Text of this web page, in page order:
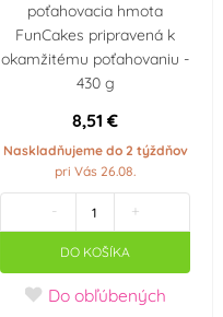
poťahovacia hmota
FunCakes pripravená k
okamžitému poťahovaniu -
430 g
8,51 €
Naskladňujeme do 2 týždňov
pri Vás 26.08.
- +
DO KOŠÍKA
Do obľúbených